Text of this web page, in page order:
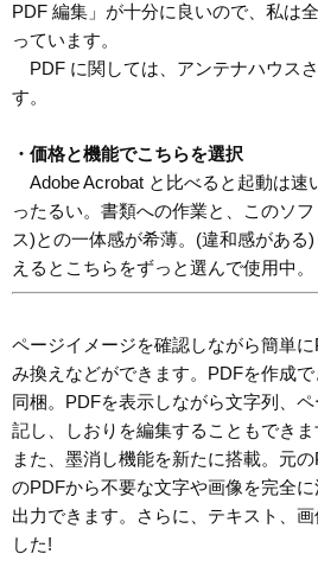
PDF 編集」が十分に良いので、私は
っています。
PDF に関しては、アンテナハウス
す。
・価格と機能でこちらを選択
Adobe Acrobat と比べると起動は速
ったるい。書類への作業と、このソ
ス)との一体感が希薄。(違和感がある
えるとこちらをずっと選んで使用中。
ページイメージを確認しながら簡単
み換えなどができます。PDFを作成
同梱。PDFを表示しながら文字列、
記し、しおりを編集することもできま
また、墨消し機能を新たに搭載。元
のPDFから不要な文字や画像を完全
出力できます。さらに、テキスト、
した!